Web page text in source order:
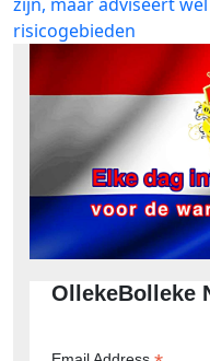
risicogebieden
OllekeBolleke